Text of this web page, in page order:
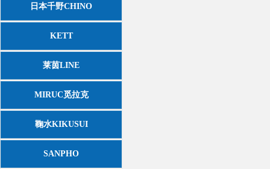
日本千野CHINO
KETT
莱茵LINE
MIRUC觅拉克
鞠水KIKUSUI
SANPHO